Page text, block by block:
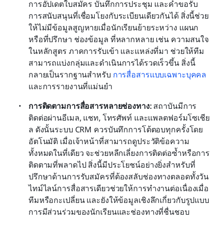
การอัปเดตใบสมัคร บันทึกการประชุม และคำขอรับ
การสนับสนุนที่เชื่อมโยงกับระเบียนเดียวกันได้ สิ่งนี้ช่วย
ให้ไม่มีข้อมูลสูญหายเมื่อนักเรียนย้ายระหว่าง แผนก
หรือที่ปรึกษา ช่องข้อมูล ที่หลากหลาย เช่น ความสนใจ
ในหลักสูตร ภาคการรับเข้า และแหล่งที่มา ช่วยให้ทีม
สามารถแบ่งกลุ่มและดำเนินการได้รวดเร็วขึ้น สิ่งนี้
กลายเป็นรากฐานสำหรับ การสื่อสารแบบเฉพาะบุคคล
และการรายงานที่แม่นยำ
การติดตามการสื่อสารหลายช่องทาง: สถาบันมีการ
ติดต่อผ่านอีเมล, แชท, โทรศัพท์ และแพลตฟอร์มโซเชีย
ล ดังนั้นระบบ CRM ควรบันทึกการโต้ตอบทุกครั้งโดย
อัตโนมัติ เมื่อเจ้าหน้าที่สามารถดูประวัติข้อความ
ทั้งหมดในที่เดียว จะช่วยหลีกเลี่ยงการติดต่อซ้ำหรือการ
ติดตามที่พลาดไป สิ่งนี้มีประโยชน์อย่างยิ่งสำหรับที่
ปรึกษาด้านการรับสมัครที่ต้องสลับช่องทางตลอดทั้งวัน
ไทม์ไลน์การสื่อสารเดียวช่วยให้การทำงานต่อเนื่องเมื่อ
ทีมหรือกะเปลี่ยน และยังให้ข้อมูลเชิงลึกเกี่ยวกับรูปแบบ
การมีส่วนร่วมของนักเรียนและช่องทางที่ชื่นชอบ